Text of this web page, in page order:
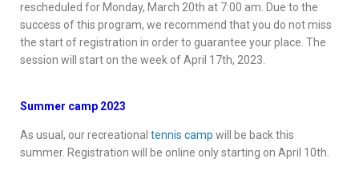
rescheduled for Monday, March 20th at 7:00 am. Due to the
success of this program, we recommend that you do not miss
the start of registration in order to guarantee your place. The
session will start on the week of April 17th, 2023.
Summer camp 2023
As usual, our recreational tennis camp will be back this
summer. Registration will be online only starting on April 10th.